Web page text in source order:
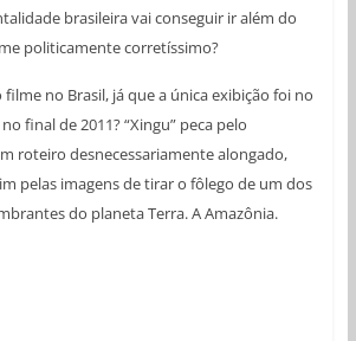
brasileira vai conseguir ir além do
politicamente corretíssimo?
no Brasil, já que a única exibição foi no
final de 2011? “Xingu” peca pelo
roteiro desnecessariamente alongado,
pelas imagens de tirar o fôlego de um dos
do planeta Terra. A Amazônia.